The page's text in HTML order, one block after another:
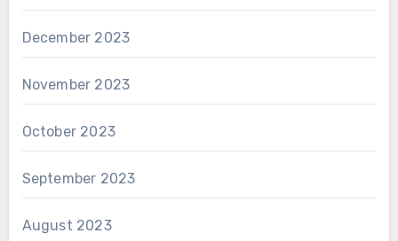
December 2023
November 2023
October 2023
September 2023
August 2023